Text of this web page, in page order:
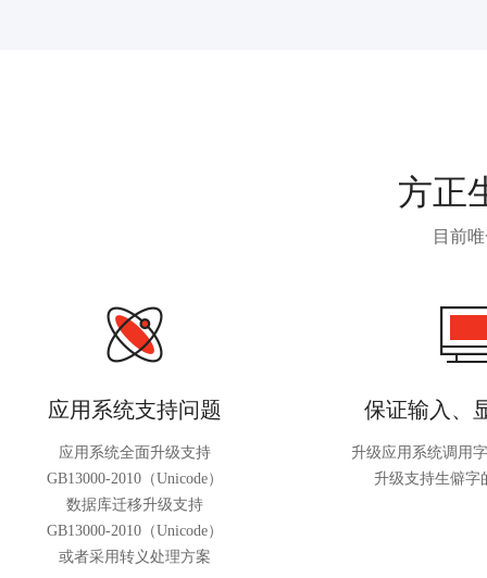
方正
目前
应用系统支持问题
应用系统全面升级支持
GB13000-2010（Unicode）
数据库迁移升级支持
GB13000-2010（Unicode）
或者采用转义处理方案
保证输入、
升级应用系统调用
升级支持生僻字